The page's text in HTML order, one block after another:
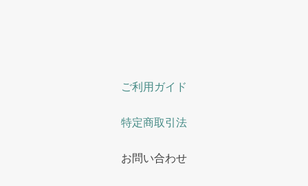
ご利用ガイド
特定商取引法
お問い合わせ